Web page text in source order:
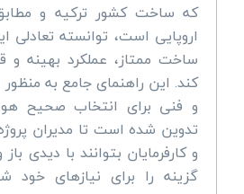
که ساخت کشور ترکیه و مطابق
اروپایی است، توانسته تعادلی
ساخت ممتاز، عملکرد بهینه و
کند. این راهنمای جامع به منظور
و فنی برای انتخاب صحیح
تدوین شده است تا مدیران
و کارفرمایان بتوانند با دیدی
گزینه را برای نیازهای خود